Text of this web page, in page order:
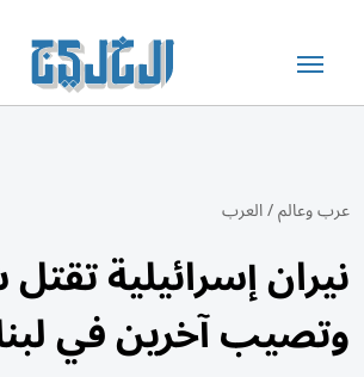
عرب وعالم/العرب
نيران إسرائيلية
وتصيب آخرين في